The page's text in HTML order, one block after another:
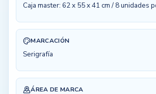
Caja master: 62 x 55 x 41 cm / 8 unidades
MARCACIÓN
Serigrafía
ÁREA DE MARCA